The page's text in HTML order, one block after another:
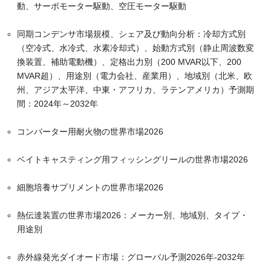
動、サーボモーター駆動、空圧モーター駆動
同期コンデンサ市場規模、シェア及び動向分析：冷却方式別
（空冷式、水冷式、水素冷却式）、始動方式別（静止周波数変
換装置、補助電動機）、定格出力別（200 MVAR以下、200
MVAR超）、用途別（電力会社、産業用）、地域別（北米、欧
州、アジア太平洋、中東・アフリカ、ラテンアメリカ）予測期
間：2024年～2032年
コンバーター用耐火物の世界市場2026
ベイトキャスティング用フィッシングリールの世界市場2026
細胞培養サプリメントの世界市場2026
熱伝達装置の世界市場2026：メーカー別、地域別、タイプ・
用途別
赤外線発光ダイオード市場：グローバル予測2026年-2032年